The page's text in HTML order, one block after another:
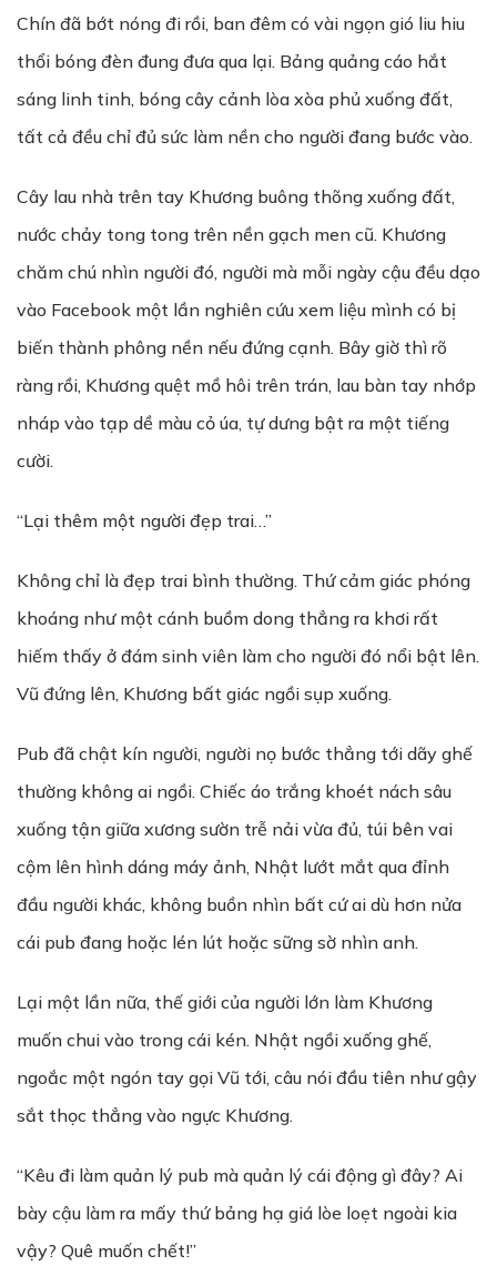
Chín đã bớt nóng đi rồi, ban đêm có vài ngọn gió liu hiu
thổi bóng đèn đung đưa qua lại. Bảng quảng cáo hắt
sáng linh tinh, bóng cây cảnh lòa xòa phủ xuống đất,
tất cả đều chỉ đủ sức làm nền cho người đang bước vào.
Cây lau nhà trên tay Khương buông thõng xuống đất,
nước chảy tong tong trên nền gạch men cũ. Khương
chăm chú nhìn người đó, người mà mỗi ngày cậu đều dạo
vào Facebook một lần nghiên cứu xem liệu mình có bị
biến thành phông nền nếu đứng cạnh. Bây giờ thì rõ
ràng rồi, Khương quệt mồ hôi trên trán, lau bàn tay nhớp
nháp vào tạp dề màu cỏ úa, tự dưng bật ra một tiếng
cười.
“Lại thêm một người đẹp trai…”
Không chỉ là đẹp trai bình thường. Thứ cảm giác phóng
khoáng như một cánh buồm dong thẳng ra khơi rất
hiếm thấy ở đám sinh viên làm cho người đó nổi bật lên.
Vũ đứng lên, Khương bất giác ngồi sụp xuống.
Pub đã chật kín người, người nọ bước thẳng tới dãy ghế
thường không ai ngồi. Chiếc áo trắng khoét nách sâu
xuống tận giữa xương sườn trễ nải vừa đủ, túi bên vai
cộm lên hình dáng máy ảnh, Nhật lướt mắt qua đỉnh
đầu người khác, không buồn nhìn bất cứ ai dù hơn nửa
cái pub đang hoặc lén lút hoặc sững sờ nhìn anh.
Lại một lần nữa, thế giới của người lớn làm Khương
muốn chui vào trong cái kén. Nhật ngồi xuống ghế,
ngoắc một ngón tay gọi Vũ tới, câu nói đầu tiên như gậy
sắt thọc thẳng vào ngực Khương.
“Kêu đi làm quản lý pub mà quản lý cái động gì đây? Ai
bày cậu làm ra mấy thứ bảng hạ giá lòe loẹt ngoài kia
vậy? Quê muốn chết!”